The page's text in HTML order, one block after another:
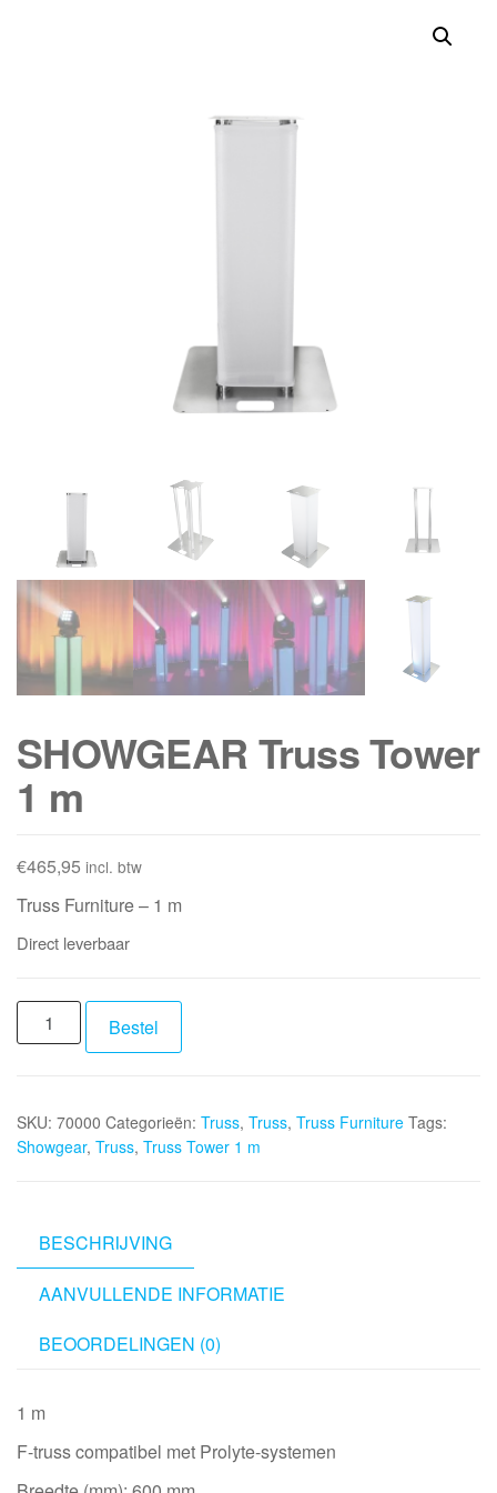
SHOWGEAR Truss Tower
1 m
€465,95 incl. btw
Truss Furniture – 1 m
Direct leverbaar
SHOWGEAR
Truss
m
aantal
Bestel
SKU: 70000 Categorieën: Truss, Truss, Truss Furniture Tags:
Showgear, Truss, Truss Tower 1 m
BESCHRIJVING
AANVULLENDE INFORMATIE
BEOORDELINGEN (0)
1 m
F-truss compatibel met Prolyte-systemen